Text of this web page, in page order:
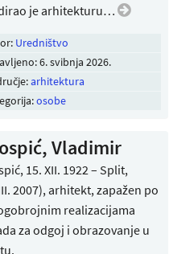
je arhitekturu…
Uredništvo
6. svibnja 2026.
arhitektura
osobe
Vladimir
15. XII. 1922 – Split,
2007), arhitekt, zapažen po
realizacijama
za odgoj i obrazovanje u